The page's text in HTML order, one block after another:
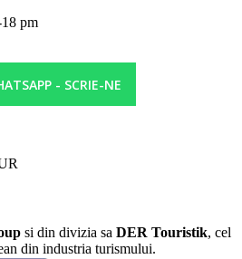
cost
cost
la piscina
pm
- SCRIE-NE
si din divizia sa DER Touristik, cel
din industria turismului.